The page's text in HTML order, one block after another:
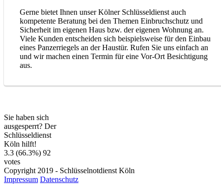
Gerne bietet Ihnen unser Kölner Schlüsseldienst auch
kompetente Beratung bei den Themen Einbruchschutz und
Sicherheit im eigenen Haus bzw. der eigenen Wohnung an.
Viele Kunden entscheiden sich beispielsweise für den Einbau
eines Panzerriegels an der Haustür. Rufen Sie uns einfach an
und wir machen einen Termin für eine Vor-Ort Besichtigung
aus.
Sie haben sich
ausgesperrt? Der
Schlüsseldienst
Köln hilft!
3.3 (66.3%) 92
votes
Copyright 2019 - Schlüsselnotdienst Köln
Impressum Datenschutz